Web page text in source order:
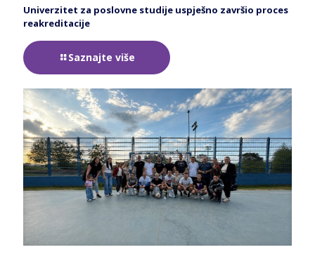
Univerzitet za poslovne studije uspješno završio proces
reakreditacije
Saznajte više